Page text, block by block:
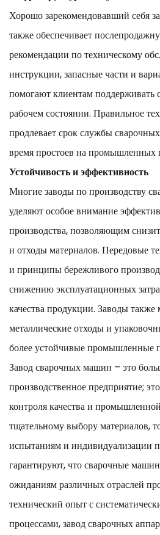
Хорошо зарекомендовавший себя
также обеспечивает
рекомендации по техническому
инструкции, запасные части и
помогают клиентам
рабочем состоянии. Правильное
продлевает срок службы
время простоев на промышленных
Устойчивость и эффективность
Многие заводы по производству
уделяют особое внимание
производства, позволяющим
и отходы материалов. Передовые
и принципы бережливого
снижению эксплуатационных
качества продукции. Заводы также
металлические отходы и
более устойчивые промышленные
Завод сварочных машин – это
производственное предприятие;
контроля качества и
тщательному выбору материалов,
испытаниям и индивидуализации
гарантируют, что сварочные
ожиданиям различных отраслей
технический опыт с
процессами, завод сварочных